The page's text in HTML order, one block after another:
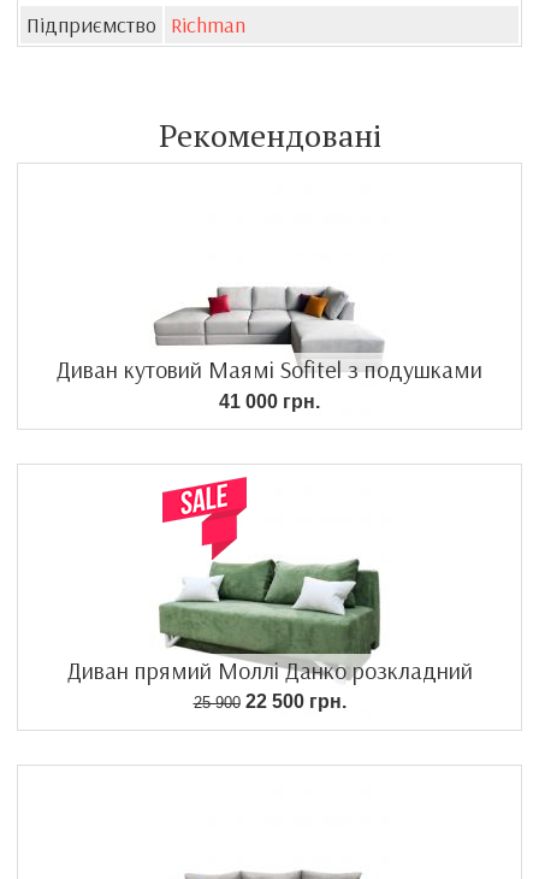
Підприємство
Richman
Рекомендовані
Диван кутовий Маямі Sofitel з подушками
41 000 грн.
Диван прямий Моллі Данко розкладний
25 90022 500 грн.